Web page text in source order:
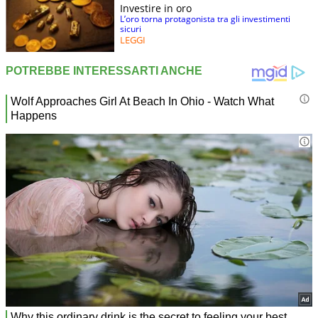
Investire in oro
L’oro torna protagonista tra gli investimenti
sicuri
LEGGI